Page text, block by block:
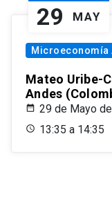
29 MAY
Microeconomía
Mateo Uribe-
Andes
29 de Mayo
13:35 a 14:35